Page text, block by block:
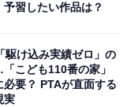
予習したい作品は？
駆け込み実績ゼロ」の
こども110番の家」
必要？ PTAが直面する
実